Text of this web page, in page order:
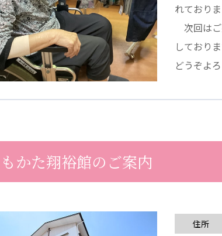
）
関東福祉専門学校 国際医療専門学校
アーレッズメディカルスポーツクラブ 特定非営
フォーラム 一般社団法人フードラボジャパン
れておりま
次回は
しておりま
どうぞよ
かた翔裕館のご案内
住所